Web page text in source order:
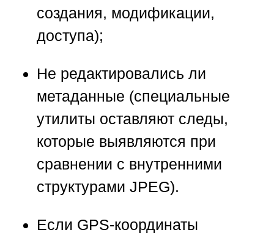
создания, модификации,
доступа);
Не редактировались ли
метаданные (специальные
утилиты оставляют следы,
которые выявляются при
сравнении с внутренними
структурами JPEG).
Если GPS-координаты